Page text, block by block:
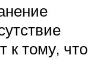
к тому, что